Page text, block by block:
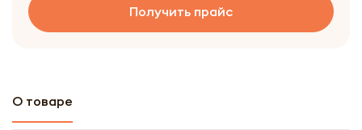
Получить прайс
О товаре